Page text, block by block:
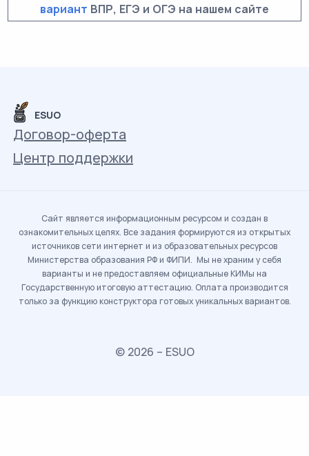
вариант ВПР, ЕГЭ и ОГЭ на нашем сайте
ESUO
Договор-оферта
Центр поддержки
Сайт является информационным ресурсом и создан в
ознакомительных целях. Все задания формируются из открытых
источников сети интернет и из образовательных ресурсов
Министерства образования РФ и ФИПИ. Мы не храним у себя
варианты и не предоставляем официальные КИМы на
Государственную итоговую аттестацию. Оплата производится
только за функцию конструктора готовых уникальных вариантов.
© 2026 – ESUO